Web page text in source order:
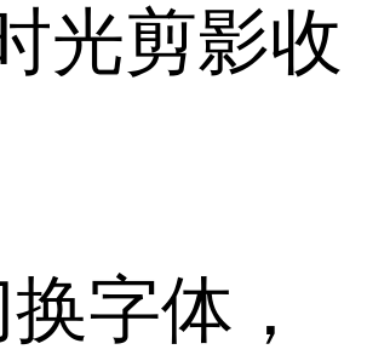
光剪影收
字体，